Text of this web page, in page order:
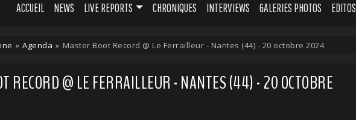
ACCUEIL NEWS LIVE REPORTS CHRONIQUES INTERVIEWS GALERIES PHOTOS EDITOS
» Agenda » Master Boot Record @ Le Ferrailleur - Nantes (44) - 20 octobre 2024
RECORD @ LE FERRAILLEUR - NANTES (44) - 20 OCTOBRE